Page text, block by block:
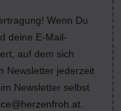
Wenn Du
deine E-Mail-
auf dem sich
Newsletter jederzeit
Newsletter selbst
.